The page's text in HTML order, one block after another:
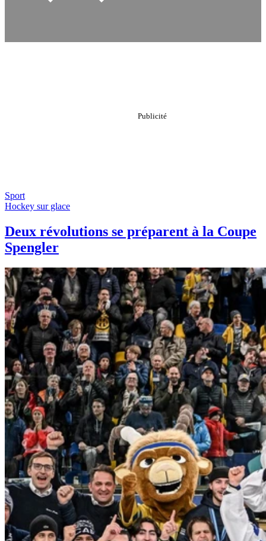
Sport
Hockey sur glace
Deux révolutions se préparent à la Coupe
Spengler